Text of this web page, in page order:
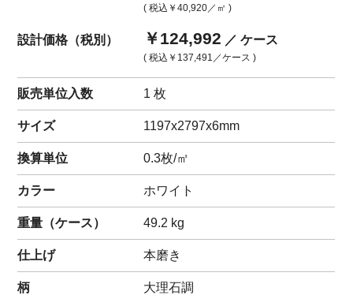
( 税込 ￥40,920 ／㎡ )
設計価格（税別） ￥124,992 ／ ケース
( 税込 ￥137,491 ／ケース )
販売単位入数 1 枚
サイズ 1197x2797x6mm
換算単位 0.3枚/㎡
カラー ホワイト
重量（ケース） 49.2 kg
仕上げ 本磨き
柄 大理石調